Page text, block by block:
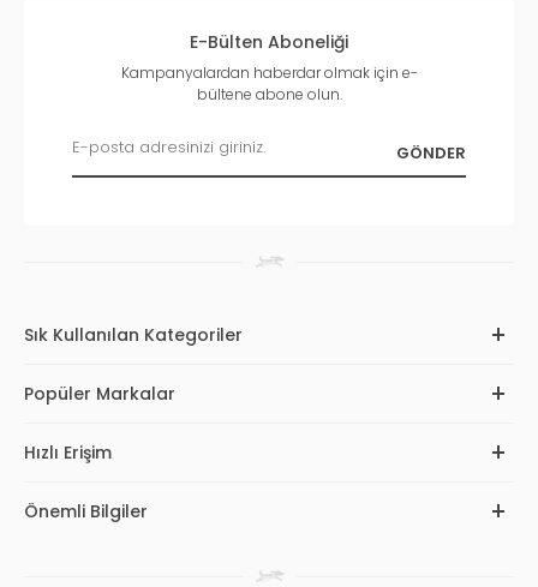
E-Bülten Aboneliği
Kampanyalardan haberdar olmak için e-
bültene abone olun.
Sık Kullanılan Kategoriler
Popüler Markalar
Hızlı Erişim
Önemli Bilgiler